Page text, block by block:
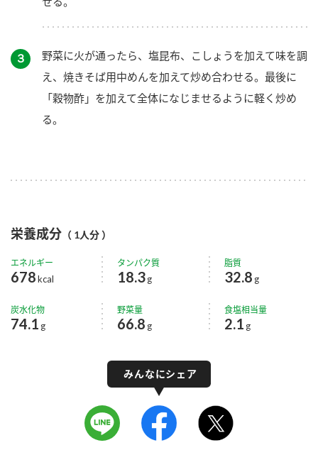
３
野菜に火が通ったら、塩昆布、こしょうを加えて味を調
え、焼きそば用中めんを加えて炒め合わせる。最後に
「穀物酢」を加えて全体になじませるように軽く炒め
る。
栄養成分 （ 1人分 ）
エネルギー
678kcal
タンパク質
18.3g
脂質
32.8 g
炭水化物
74.1 g
野菜量
66.8 g
食塩相当量
2.1 g